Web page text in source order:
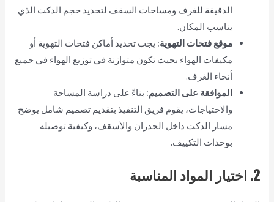
الدقيقة للغرف ومساحات السقف لتحديد حجم الدكت الذي
يناسب المكان.
موقع فتحات التهوية: يجب تحديد أماكن فتحات التهوية أو
مكيفات الهواء بحيث تكون متوازنة في توزيع الهواء في جميع
أنحاء الغرف.
الموافقة على التصميم: بناءً على دراسة المساحة
والاحتياجات، يقوم فريق التنفيذ بتقديم تصميم شامل يوضح
مسار الدكت داخل الجدران والأسقف، وكيفية توصيله
بوحدات التكييف.
2. اختيار المواد المناسبة